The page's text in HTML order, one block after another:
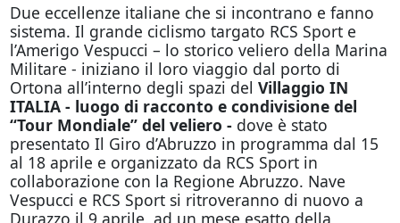
Due eccellenze italiane che si incontrano e fanno
sistema. Il grande ciclismo targato RCS Sport e
l’Amerigo Vespucci – lo storico veliero della Marina
Militare - iniziano il loro viaggio dal porto di
Ortona all’interno degli spazi del Villaggio IN
ITALIA - luogo di racconto e condivisione del
“Tour Mondiale” del veliero - dove è stato
presentato Il Giro d’Abruzzo in programma dal 15
al 18 aprile e organizzato da RCS Sport in
collaborazione con la Regione Abruzzo. Nave
Vespucci e RCS Sport si ritroveranno di nuovo a
Durazzo il 9 aprile, ad un mese esatto della